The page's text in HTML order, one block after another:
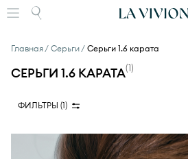
Главная Серьги Серьги 1.6 карата
СЕРЬГИ 1.6 КАРАТА(1)
ФИЛЬТРЫ (1)